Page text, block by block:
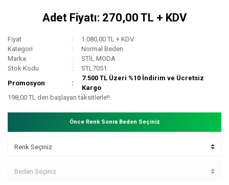
Adet Fiyatı: 270,00 TL + KDV
Fiyat
1.080,00 TL + KDV
Kategori
Normal Beden
Marka
STİL MODA
Stok Kodu
STL7051
Promosyon
7.500 TL Üzeri %10 İndirim ve Ücretsiz
Kargo
198,00 TL den başlayan taksitlerle!!
Önce Renk Sonra Beden Seçiniz